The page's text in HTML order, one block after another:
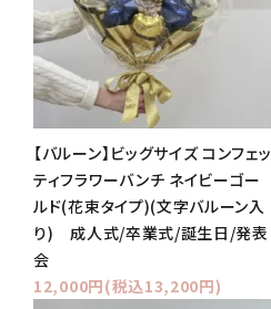
【バルーン】ビッグサイズ コンフェッ
ティフラワーバンチ ネイビーゴー
ルド(花束タイプ)(文字バルーン入
り) 成人式/卒業式/誕生日/発表
会
12,000円(税込13,200円)